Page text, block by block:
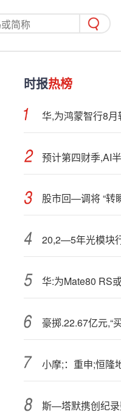
时报热榜